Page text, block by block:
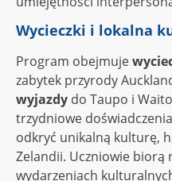
Wycieczki i lokalna
Program obejmuje
zabytek przyrody
wyjazdy do Taupo i
trzydniowe
odkryć unikalną kulturę,
Zelandii. Uczniowie biorą
wydarzeniach